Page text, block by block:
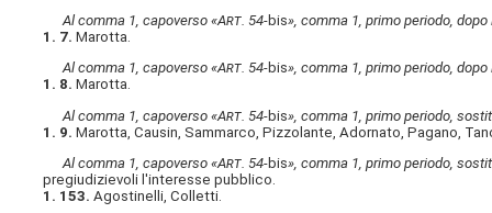
Al comma 1, capoverso «Art. 54-bis», comma 1, primo periodo, dopo
1. 7. Marotta.
Al comma 1, capoverso «Art. 54-bis», comma 1, primo periodo, dopo
1. 8. Marotta.
Al comma 1, capoverso «Art . 54-bis», comma 1, primo periodo,
1. 9. Marotta, Causin, Sammarco, Pizzolante, Adornato, Pagano,
Al comma 1, capoverso «Art . 54-bis», comma 1, primo periodo,
pregiudizievoli l'interesse pubblico.
1. 153. Agostinelli, Colletti.